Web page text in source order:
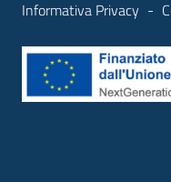
Informativa Privacy -